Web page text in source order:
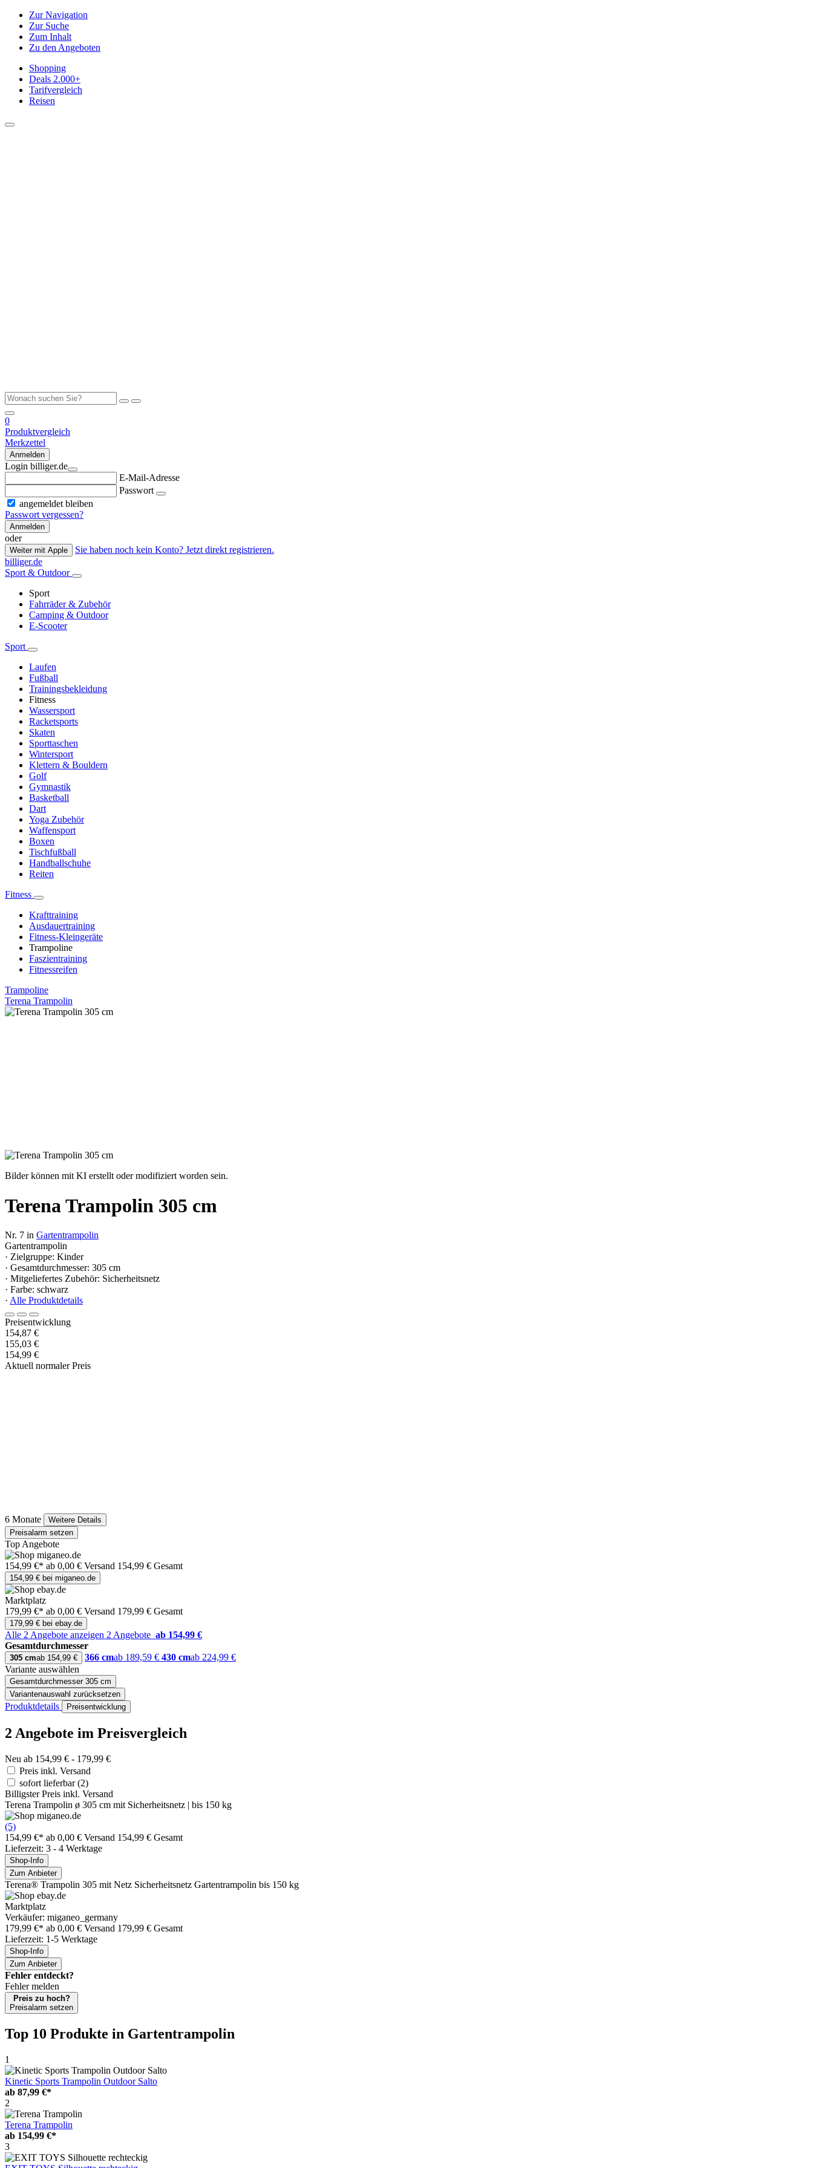
Zur Navigation
Zur Suche
Zum Inhalt
Zu den Angeboten
Shopping
Deals 2.000+
Tarifvergleich
Reisen
0
Produktvergleich
Merkzettel
Anmelden
Login billiger.de
E-Mail-Adresse
Passwort
angemeldet bleiben
Passwort vergessen?
Anmelden
oder
Weiter mit Apple
Sie haben noch kein Konto? Jetzt direkt registrieren.
billiger.de
Sport & Outdoor
Sport
Fahrräder & Zubehör
Camping & Outdoor
E-Scooter
Sport
Laufen
Fußball
Trainingsbekleidung
Fitness
Wassersport
Racketsports
Skaten
Sporttaschen
Wintersport
Klettern & Bouldern
Golf
Gymnastik
Basketball
Dart
Yoga Zubehör
Waffensport
Boxen
Tischfußball
Handballschuhe
Reiten
Fitness
Krafttraining
Ausdauertraining
Fitness-Kleingeräte
Trampoline
Faszientraining
Fitnessreifen
Trampoline
Terena Trampolin
Bilder können mit KI erstellt oder modifiziert worden sein.
Terena Trampolin 305 cm
Nr. 7 in Gartentrampolin
Gartentrampolin
· Zielgruppe: Kinder
· Gesamtdurchmesser: 305 cm
· Mitgeliefertes Zubehör: Sicherheitsnetz
· Farbe: schwarz
· Alle Produktdetails
Preisentwicklung
154,87 €
155,03 €
154,99 €
Aktuell normaler Preis
6 Monate
Weitere Details
Preisalarm setzen
Top Angebote
154,99 €* ab 0,00 € Versand 154,99 € Gesamt
154,99 € bei miganeo.de
Marktplatz
179,99 €* ab 0,00 € Versand 179,99 € Gesamt
179,99 € bei ebay.de
Alle 2 Angebote anzeigen 2 Angebote ab 154,99 €
Gesamtdurchmesser
305 cmab 154,99 € 366 cmab 189,59 € 430 cmab 224,99 €
Variante auswählen
Gesamtdurchmesser 305 cm
Variantenauswahl zurücksetzen
Produktdetails Preisentwicklung
2 Angebote im Preisvergleich
Neu ab 154,99 € - 179,99 €
Preis inkl. Versand
sofort lieferbar(2)
Billigster Preis inkl. Versand
Terena Trampolin ø 305 cm mit Sicherheitsnetz | bis 150 kg
(5)
154,99 €* ab 0,00 € Versand 154,99 € Gesamt
Lieferzeit: 3 - 4 Werktage
Shop-Info
Zum Anbieter
Terena® Trampolin 305 mit Netz Sicherheitsnetz Gartentrampolin bis 150 kg
Marktplatz
Verkäufer: miganeo_germany
179,99 €* ab 0,00 € Versand 179,99 € Gesamt
Lieferzeit: 1-5 Werktage
Shop-Info
Zum Anbieter
Fehler entdeckt?
Fehler melden
Preis zu hoch?
Preisalarm setzen
Top 10 Produkte in Gartentrampolin
1
Kinetic Sports Trampolin Outdoor Salto
ab 87,99 €*
2
Terena Trampolin
ab 154,99 €*
3